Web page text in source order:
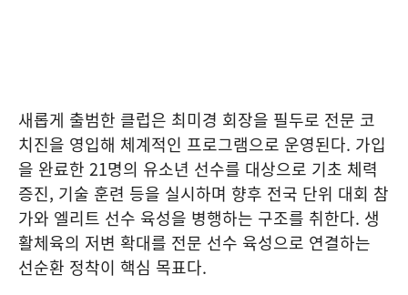
새롭게 출범한 클럽은 최미경 회장을 필두로 전문 코
치진을 영입해 체계적인 프로그램으로 운영된다. 가입
을 완료한 21명의 유소년 선수를 대상으로 기초 체력
증진, 기술 훈련 등을 실시하며 향후 전국 단위 대회 참
가와 엘리트 선수 육성을 병행하는 구조를 취한다. 생
활체육의 저변 확대를 전문 선수 육성으로 연결하는
선순환 정착이 핵심 목표다.